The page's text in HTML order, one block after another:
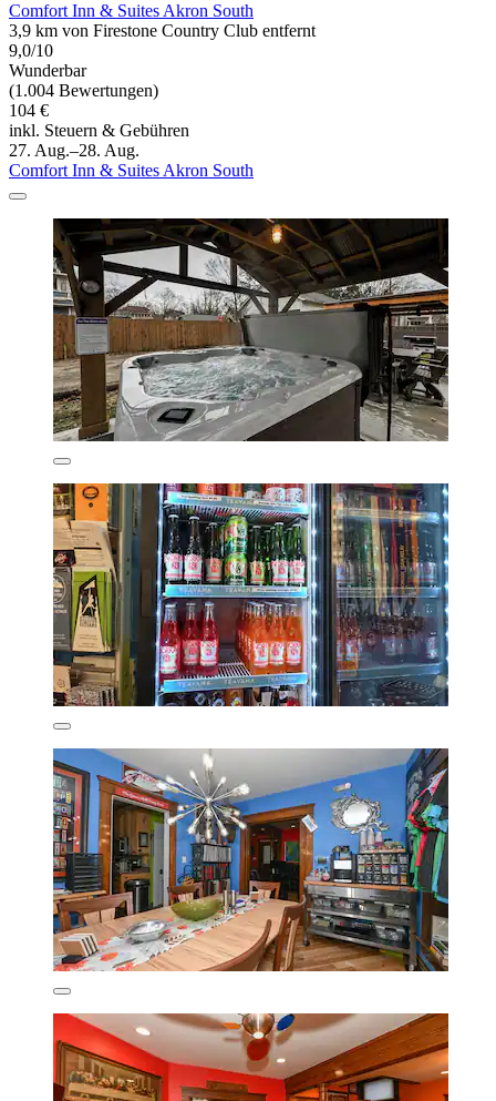
Comfort Inn & Suites Akron South
3,9 km von Firestone Country Club entfernt
9,0/10
Wunderbar
(1.004 Bewertungen)
104 €
inkl. Steuern & Gebühren
27. Aug.–28. Aug.
Comfort Inn & Suites Akron South